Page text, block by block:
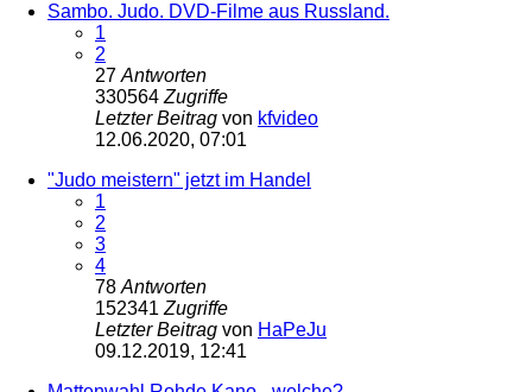
Sambo. Judo. DVD-Filme aus Russland.
1
2
27 Antworten
330564 Zugriffe
Letzter Beitrag von kfvideo
12.06.2020, 07:01
"Judo meistern" jetzt im Handel
1
2
3
4
78 Antworten
152341 Zugriffe
Letzter Beitrag von HaPeJu
09.12.2019, 12:41